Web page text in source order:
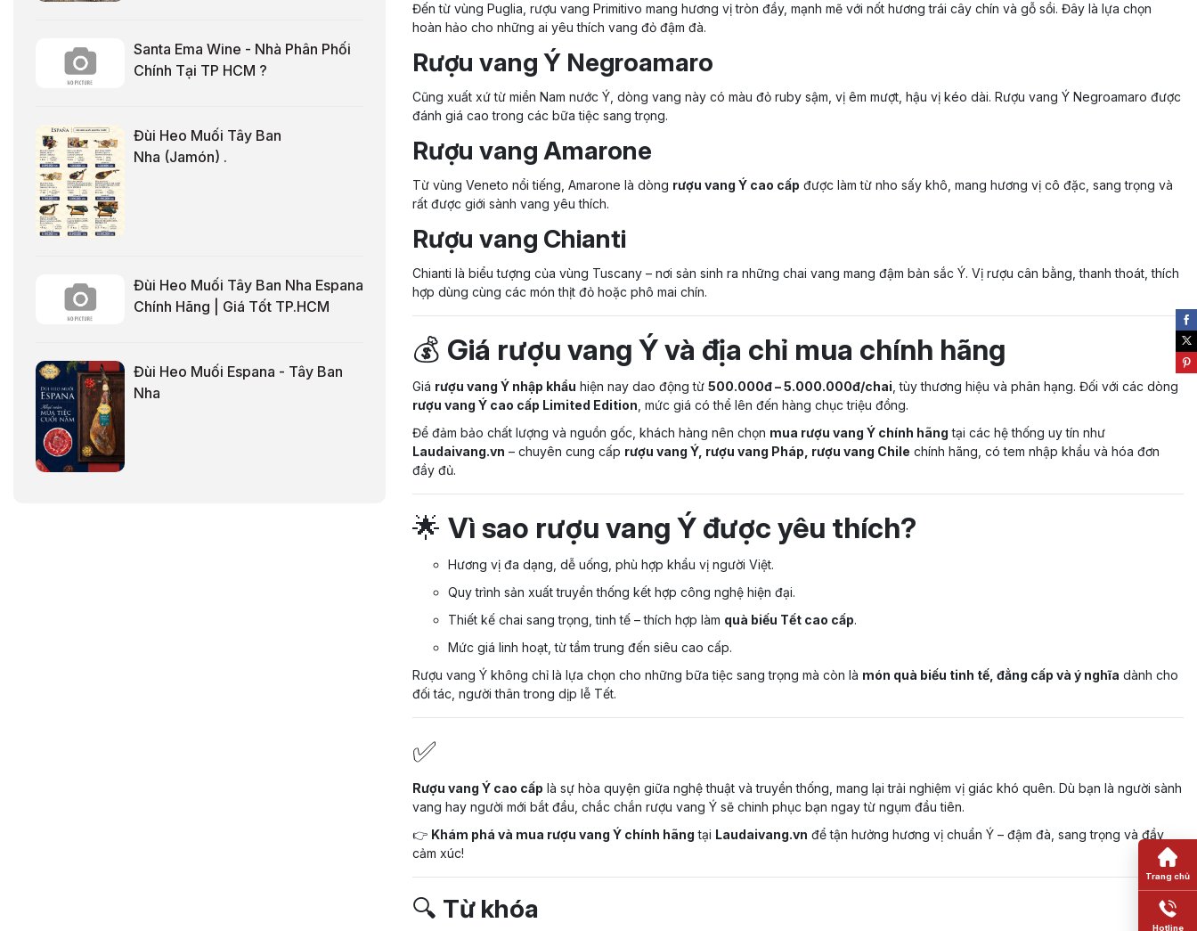
Đến từ vùng Puglia, rượu vang Primitivo mang hương vị tròn đầy, mạnh mẽ với nốt hương trái cây chín và gỗ sồi. Đây là lựa chọn
hoàn hảo cho những ai yêu thích vang đỏ đậm đà.
Rượu vang Ý Negroamaro
Cũng xuất xứ từ miền Nam nước Ý, dòng vang này có màu đỏ ruby sậm, vị êm mượt, hậu vị kéo dài. Rượu vang Ý Negroamaro được
đánh giá cao trong các bữa tiệc sang trọng.
Rượu vang Amarone
Từ vùng Veneto nổi tiếng, Amarone là dòng rượu vang Ý cao cấp được làm từ nho sấy khô, mang hương vị cô đặc, sang trọng và
rất được giới sành vang yêu thích.
Rượu vang Chianti
Chianti là biểu tượng của vùng Tuscany – nơi sản sinh ra những chai vang mang đậm bản sắc Ý. Vị rượu cân bằng, thanh thoát, thích
hợp dùng cùng các món thịt đỏ hoặc phô mai chín.
💰 Giá rượu vang Ý và địa chỉ mua chính hãng
Giá rượu vang Ý nhập khẩu hiện nay dao động từ 500.000đ – 5.000.000đ/chai , tùy thương hiệu và phân hạng. Đối với các dòng
rượu vang Ý cao cấp Limited Edition , mức giá có thể lên đến hàng chục triệu đồng.
Để đảm bảo chất lượng và nguồn gốc, khách hàng nên chọn mua rượu vang Ý chính hãng tại các hệ thống uy tín như
Laudaivang.vn – chuyên cung cấp rượu vang Ý, rượu vang Pháp, rượu vang Chile chính hãng, có tem nhập khẩu và hóa đơn
đầy đủ.
🌟 Vì sao rượu vang Ý được yêu thích?
Hương vị đa dạng, dễ uống, phù hợp khẩu vị người Việt.
Quy trình sản xuất truyền thống kết hợp công nghệ hiện đại.
Thiết kế chai sang trọng, tinh tế – thích hợp làm quà biếu Tết cao cấp.
Mức giá linh hoạt, từ tầm trung đến siêu cao cấp.
Rượu vang Ý không chỉ là lựa chọn cho những bữa tiệc sang trọng mà còn là món quà biếu tinh tế, đẳng cấp và ý nghĩa dành cho
đối tác, người thân trong dịp lễ Tết.
✅
Rượu vang Ý cao cấp là sự hòa quyện giữa nghệ thuật và truyền thống, mang lại trải nghiệm vị giác khó quên. Dù bạn là người sành
vang hay người mới bắt đầu, chắc chắn rượu vang Ý sẽ chinh phục bạn ngay từ ngụm đầu tiên.
👉 Khám phá và mua rượu vang Ý chính hãng tại Laudaivang.vn để tận hưởng hương vị chuẩn Ý – đậm đà, sang trọng và đầy
cảm xúc!
🔍 Từ khóa
Santa Ema Wine - Nhà Phân Phối
Chính Tại TP HCM ?
Đùi Heo Muối Tây Ban
Nha (Jamón) .
Đùi Heo Muối Tây Ban Nha Espana
Chính Hãng | Giá Tốt TP.HCM
Đùi Heo Muối Espana - Tây Ban
Nha